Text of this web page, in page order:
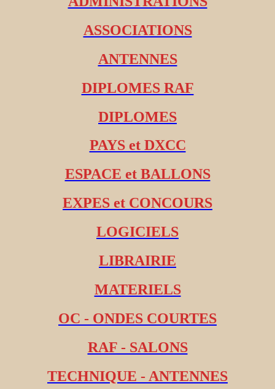
ASSOCIATIONS
ANTENNES
DIPLOMES RAF
DIPLOMES
PAYS et DXCC
ESPACE et BALLONS
EXPES et CONCOURS
LOGICIELS
LIBRAIRIE
MATERIELS
OC - ONDES COURTES
RAF - SALONS
TECHNIQUE - ANTENNES